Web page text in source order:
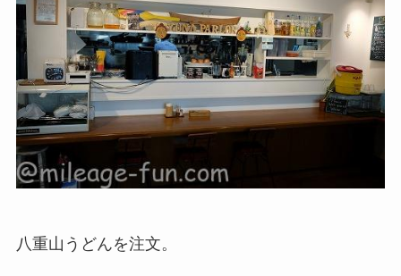
八重山うどんを注文。